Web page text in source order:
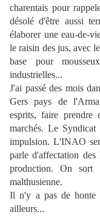
charentais pour
désolé d'être aussi
élaborer une eau-de-
le raisin des jus, avec
base pour
industrielles...
J'ai passé des mois
Gers pays de
esprits, faire
marchés. Le
impulsion. L'INAO
parle d'affectation des
production. On
malthusienne.
Il n'y a pas de honte
ailleurs...